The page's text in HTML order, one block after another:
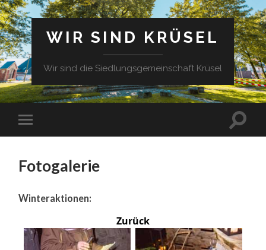
WIR SIND KRÜSEL
Wir sind die Siedlungsgemeinschaft Krüsel
Fotogalerie
Winteraktionen:
Zurück